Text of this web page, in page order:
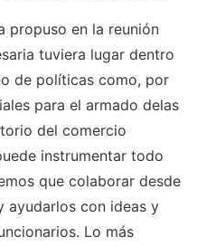
propuso en la reunión
tuviera lugar dentro
de políticas como, por
para el armado delas
del comercio
instrumentar todo
que colaborar desde
ayudarlos con ideas y
Lo más